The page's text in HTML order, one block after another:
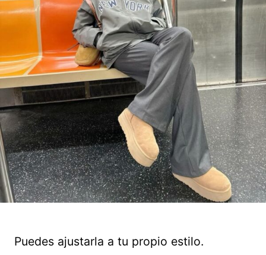
Puedes ajustarla a tu propio estilo.